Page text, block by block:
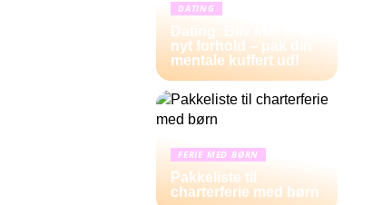
DATING
Dating: Bliv klar til et
nyt forhold – pak din
mentale kuffert ud!
FERIE MED BØRN
Pakkeliste til
charterferie med børn